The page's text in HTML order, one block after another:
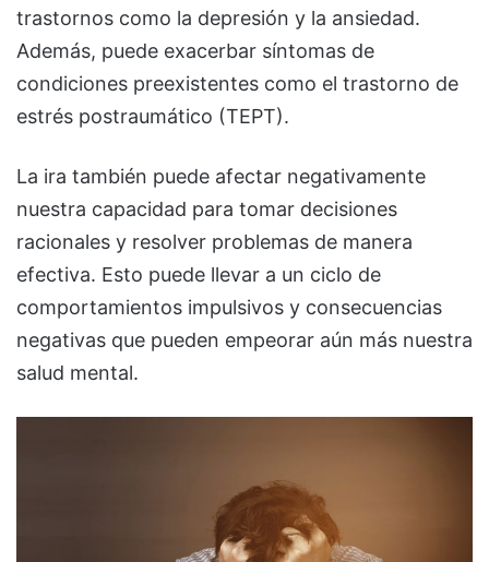
trastornos como la depresión y la ansiedad.
Además, puede exacerbar síntomas de
condiciones preexistentes como el trastorno de
estrés postraumático (TEPT).
La ira también puede afectar negativamente
nuestra capacidad para tomar decisiones
racionales y resolver problemas de manera
efectiva. Esto puede llevar a un ciclo de
comportamientos impulsivos y consecuencias
negativas que pueden empeorar aún más nuestra
salud mental.